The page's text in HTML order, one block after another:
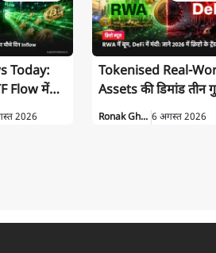
Today:
Flow में
निवेश
2026
Tokenised Real-
Assets की डिमांड तीन
बढ़ी, DeFi में मंदी
Ronak Gh... 6 अगस्त 2026